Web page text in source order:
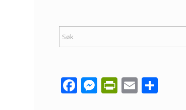
Facebook
Messenger
Email